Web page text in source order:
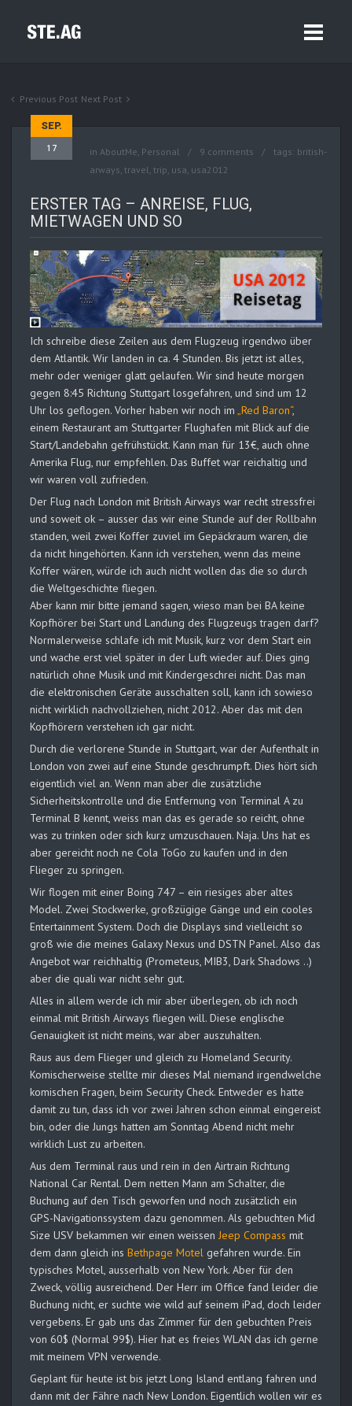
Previous Post Next Post
SEP.
17 in AboutMe, Personal 9 comments tags: british-
arways, travel, trip, usa, usa2012
ERSTER TAG – ANREISE, FLUG,
MIETWAGEN UND SO
Ich schreibe diese Zeilen aus dem Flugzeug irgendwo über
dem Atlantik. Wir landen in ca. 4 Stunden. Bis jetzt ist alles,
mehr oder weniger glatt gelaufen. Wir sind heute morgen
gegen 8:45 Richtung Stuttgart losgefahren, und sind um 12
Uhr los geflogen. Vorher haben wir noch im „Red Baron“,
einem Restaurant am Stuttgarter Flughafen mit Blick auf die
Start/Landebahn gefrühstückt. Kann man für 13€, auch ohne
Amerika Flug, nur empfehlen. Das Buffet war reichaltig und
wir waren voll zufrieden.
Der Flug nach London mit British Airways war recht stressfrei
und soweit ok – ausser das wir eine Stunde auf der Rollbahn
standen, weil zwei Koffer zuviel im Gepäckraum waren, die
da nicht hingehörten. Kann ich verstehen, wenn das meine
Koffer wären, würde ich auch nicht wollen das die so durch
die Weltgeschichte fliegen.
Aber kann mir bitte jemand sagen, wieso man bei BA keine
Kopfhörer bei Start und Landung des Flugzeugs tragen darf?
Normalerweise schlafe ich mit Musik, kurz vor dem Start ein
und wache erst viel später in der Luft wieder auf. Dies ging
natürlich ohne Musik und mit Kindergeschrei nicht. Das man
die elektronischen Geräte ausschalten soll, kann ich sowieso
nicht wirklich nachvollziehen, nicht 2012. Aber das mit den
Kopfhörern verstehen ich gar nicht.
Durch die verlorene Stunde in Stuttgart, war der Aufenthalt in
London von zwei auf eine Stunde geschrumpft. Dies hört sich
eigentlich viel an. Wenn man aber die zusätzliche
Sicherheitskontrolle und die Entfernung von Terminal A zu
Terminal B kennt, weiss man das es gerade so reicht, ohne
was zu trinken oder sich kurz umzuschauen. Naja. Uns hat es
aber gereicht noch ne Cola ToGo zu kaufen und in den
Flieger zu springen.
Wir flogen mit einer Boing 747 – ein riesiges aber altes
Model. Zwei Stockwerke, großzügige Gänge und ein cooles
Entertainment System. Doch die Displays sind vielleicht so
groß wie die meines Galaxy Nexus und DSTN Panel. Also das
Angebot war reichhaltig (Prometeus, MIB3, Dark Shadows ..)
aber die quali war nicht sehr gut.
Alles in allem werde ich mir aber überlegen, ob ich noch
einmal mit British Airways fliegen will. Diese englische
Genauigkeit ist nicht meins, war aber auszuhalten.
Raus aus dem Flieger und gleich zu Homeland Security.
Komischerweise stellte mir dieses Mal niemand irgendwelche
komischen Fragen, beim Security Check. Entweder es hatte
damit zu tun, dass ich vor zwei Jahren schon einmal eingereist
bin, oder die Jungs hatten am Sonntag Abend nicht mehr
wirklich Lust zu arbeiten.
Aus dem Terminal raus und rein in den Airtrain Richtung
National Car Rental. Dem netten Mann am Schalter, die
Buchung auf den Tisch geworfen und noch zusätzlich ein
GPS-Navigationssystem dazu genommen. Als gebuchten Mid
Size USV bekammen wir einen weissen Jeep Compass mit
dem dann gleich ins Bethpage Motel gefahren wurde. Ein
typisches Motel, ausserhalb von New York. Aber für den
Zweck, völlig ausreichend. Der Herr im Office fand leider die
Buchung nicht, er suchte wie wild auf seinem iPad, doch leider
vergebens. Er gab uns das Zimmer für den gebuchten Preis
von 60$ (Normal 99$). Hier hat es freies WLAN das ich gerne
mit meinem VPN verwende.
Geplant für heute ist bis jetzt Long Island entlang fahren und
dann mit der Fähre nach New London. Eigentlich wollen wir es